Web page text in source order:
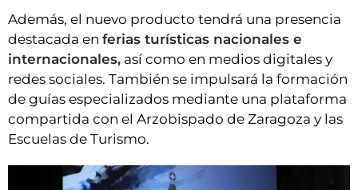
Además, el nuevo producto tendrá una presencia
destacada en ferias turísticas nacionales e
internacionales, así como en medios digitales y
redes sociales. También se impulsará la formación
de guías especializados mediante una plataforma
compartida con el Arzobispado de Zaragoza y las
Escuelas de Turismo.